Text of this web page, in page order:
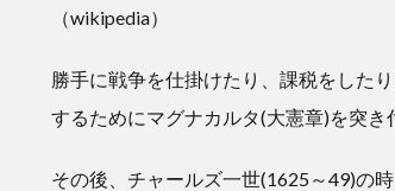
（wikipedia）
勝手に戦争を仕掛けたり、課税をした
するためにマグナカルタ(大憲章)を突き
その後、チャールズ一世(1625～49)の